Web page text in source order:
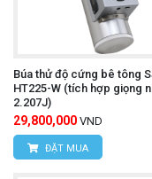
Búa thử độ cứng bê tông
HT225-W (tích hợp giọng
2.207J)
29,800,000 VND
ĐẶT MUA